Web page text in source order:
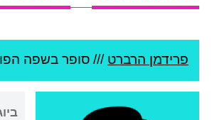
פרידמן הרברט /// סופר בשפה